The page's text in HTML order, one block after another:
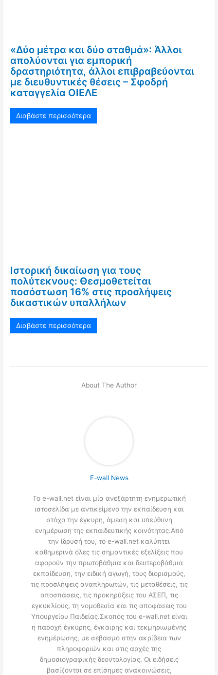
«Δύο μέτρα και δύο σταθμά»: Άλλοι
απολύονται για εμπορική
δραστηριότητα, άλλοι επιβραβεύονται
με διευθυντικές θέσεις – Σφοδρή
καταγγελία ΟΙΕΛΕ
Διαβάστε περισσότερα
Ιστορική δικαίωση για τους
πολύτεκνους: Θεσμοθετείται
ποσόστωση 16% στις προσλήψεις
δικαστικών υπαλλήλων
Διαβάστε περισσότερα
About The Author
E-wall News
Το e-wall.net είναι μία ανεξάρτητη ενημερωτική
ιστοσελίδα με αντικείμενο την εκπαίδευση και
στόχο την έγκυρη, άμεση και υπεύθυνη
ενημέρωση της εκπαιδευτικής κοινότητας.Από
την ίδρυσή του, το e-wall.net καλύπτει
καθημερινά όλες τις σημαντικές εξελίξεις που
αφορούν την πρωτοβάθμια και δευτεροβάθμια
εκπαίδευση, την ειδική αγωγή, τους διορισμούς,
τις προσλήψεις αναπληρωτών, τις μεταθέσεις, τις
αποσπάσεις, τις προκηρύξεις του ΑΣΕΠ, τις
εγκυκλίους, τη νομοθεσία και τις αποφάσεις του
Υπουργείου Παιδείας.Σκοπός του e-wall.net είναι
η παροχή έγκυρης, έγκαιρης και τεκμηριωμένης
ενημέρωσης, με σεβασμό στην ακρίβεια των
πληροφοριών και στις αρχές της
δημοσιογραφικής δεοντολογίας. Οι ειδήσεις
βασίζονται σε επίσημες ανακοινώσεις,